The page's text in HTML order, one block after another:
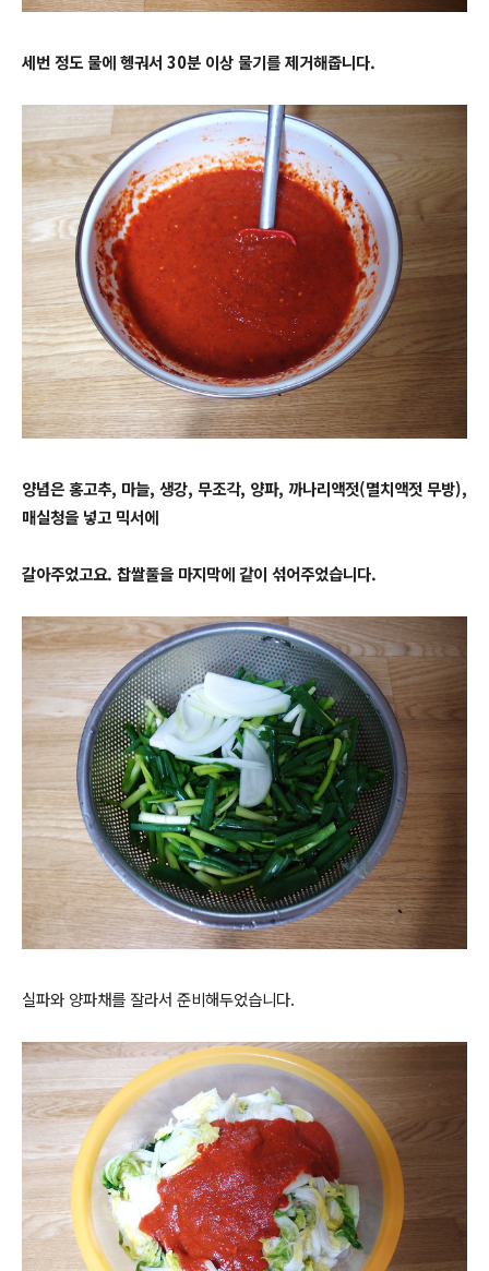
세번 정도 물에 헹궈서 30분 이상 물기를 제거해줍니다.
양념은 홍고추, 마늘, 생강, 무조각, 양파, 까나리액젓(멸치액젓 무방),
매실청을 넣고 믹서에
갈아주었고요. 찹쌀풀을 마지막에 같이 섞어주었습니다.
실파와 양파채를 잘라서 준비해두었습니다.